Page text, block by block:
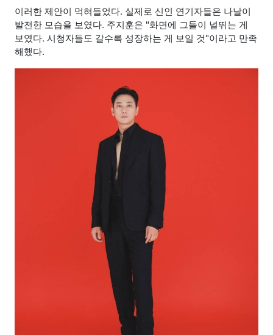
이러한 제안이 먹혀들었다. 실제로 신인 연기자들은 나날이
발전한 모습을 보였다. 주지훈은 "화면에 그들이 널뛰는 게
보였다. 시청자들도 갈수록 성장하는 게 보일 것"이라고 만족
해했다.